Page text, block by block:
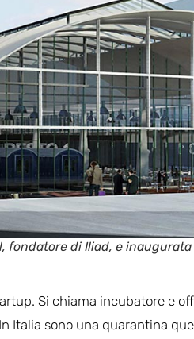
fondatore di Iliad, e
Si chiama incubatore e
Italia sono una quarantina